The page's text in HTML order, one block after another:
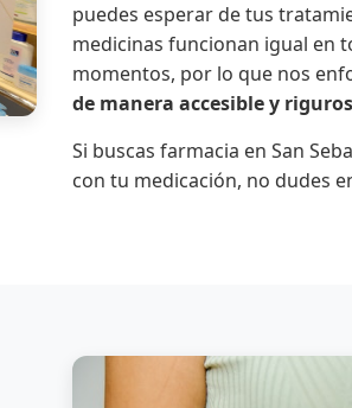
puedes esperar de tus
medicinas funcionan igual en
momentos, por lo que nos
de manera accesible y
Si buscas farmacia en San
con tu medicación, no dudes